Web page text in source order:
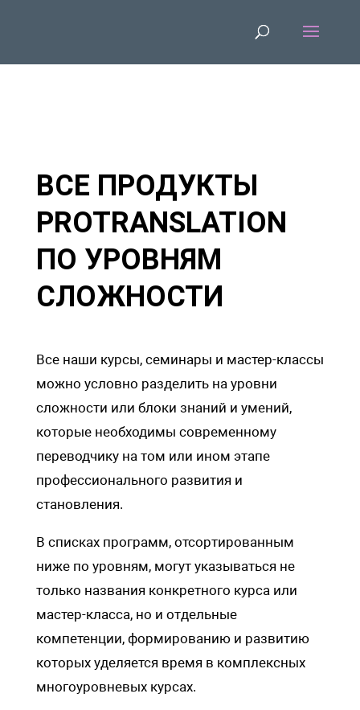
ВСЕ ПРОДУКТЫ
PROTRANSLATION
ПО УРОВНЯМ
СЛОЖНОСТИ
Все наши курсы, семинары и мастер-классы
можно условно разделить на уровни
сложности или блоки знаний и умений,
которые необходимы современному
переводчику на том или ином этапе
профессионального развития и
становления.
В списках программ, отсортированным
ниже по уровням, могут указываться не
только названия конкретного курса или
мастер-класса, но и отдельные
компетенции, формированию и развитию
которых уделяется время в комплексных
многоуровневых курсах.